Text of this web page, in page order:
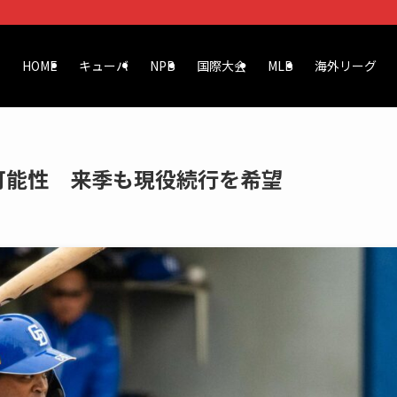
HOME キューバ NPB 国際大会 MLB 海外リーグ
能性 来季も現役続行を希望